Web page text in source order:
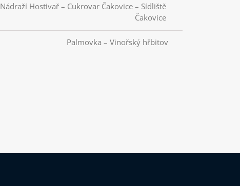
Nádraží Hostivař – Cukrovar Čakovice – Sídliště
Čakovice
Palmovka – Vinořský hřbitov